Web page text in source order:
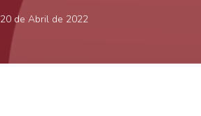
20 de Abril de 2022